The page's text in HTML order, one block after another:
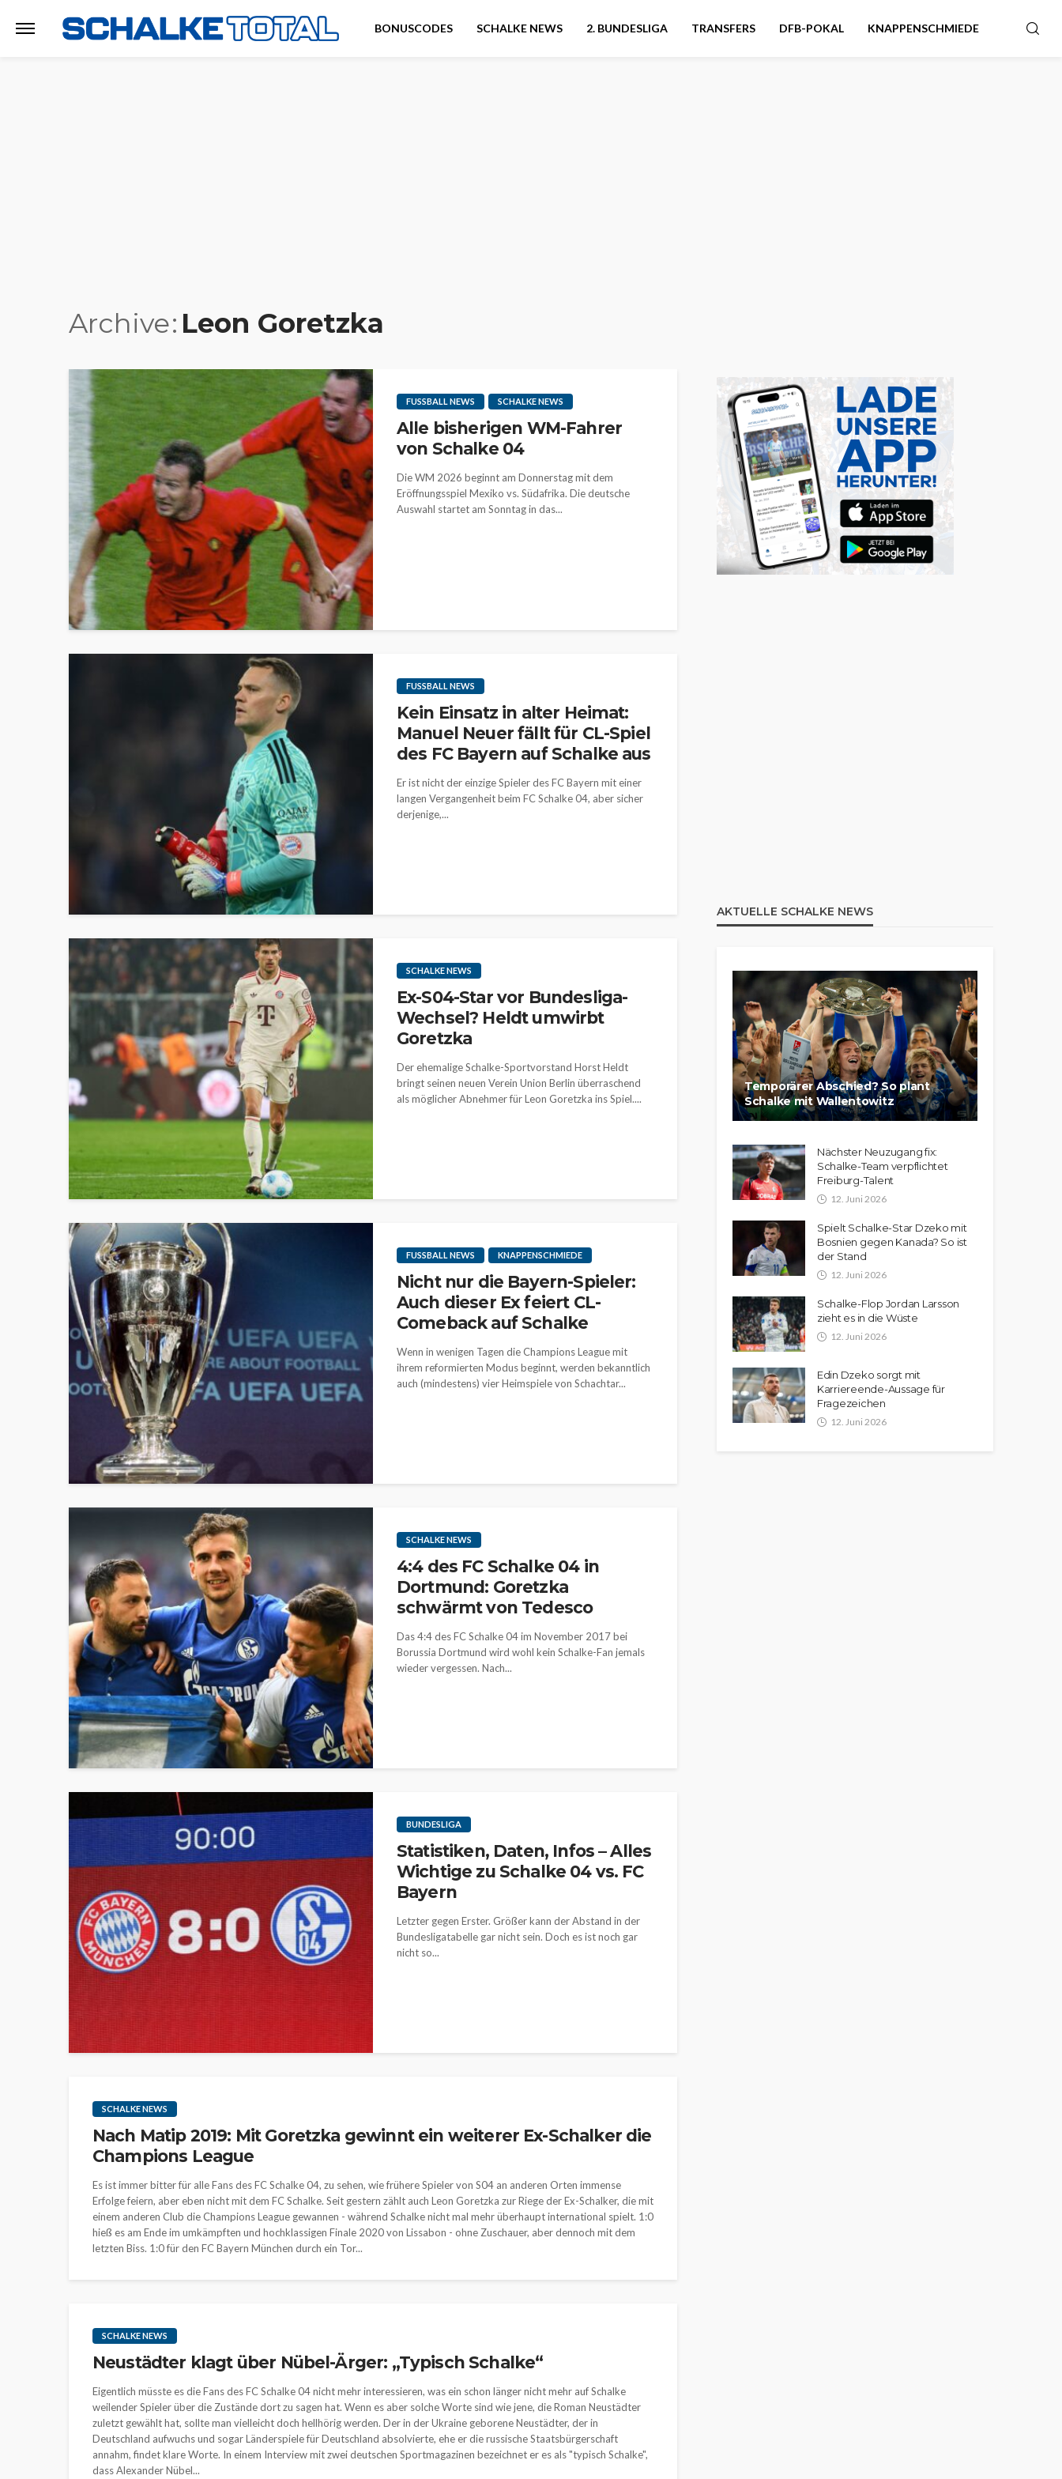
BONUSCODES SCHALKE NEWS 2. BUNDESLIGA TRANSFERS DFB-POKAL KNAPPENSCHMIEDE
Archive Leon Goretzka
FUSSBALL NEWS SCHALKE NEWS
Alle bisherigen WM-Fahrer
von Schalke 04
Die WM 2026 beginnt am Donnerstag mit dem
Eröffnungsspiel Mexiko vs. Südafrika. Die deutsche
Auswahl startet am Sonntag in das...
FUSSBALL NEWS
Kein Einsatz in alter Heimat:
Manuel Neuer fällt für CL-Spiel
des FC Bayern auf Schalke aus
Er ist nicht der einzige Spieler des FC Bayern mit einer
langen Vergangenheit beim FC Schalke 04, aber sicher
derjenige,...
SCHALKE NEWS
Ex-S04-Star vor Bundesliga-
Wechsel? Heldt umwirbt
Goretzka
Der ehemalige Schalke-Sportvorstand Horst Heldt
bringt seinen neuen Verein Union Berlin überraschend
als möglicher Abnehmer für Leon Goretzka ins Spiel....
FUSSBALL NEWS KNAPPENSCHMIEDE
Nicht nur die Bayern-Spieler:
Auch dieser Ex feiert CL-
Comeback auf Schalke
Wenn in wenigen Tagen die Champions League mit
ihrem reformierten Modus beginnt, werden bekanntlich
auch (mindestens) vier Heimspiele von Schachtar...
SCHALKE NEWS
4:4 des FC Schalke 04 in
Dortmund: Goretzka
schwärmt von Tedesco
Das 4:4 des FC Schalke 04 im November 2017 bei
Borussia Dortmund wird wohl kein Schalke-Fan jemals
wieder vergessen. Nach...
BUNDESLIGA
Statistiken, Daten, Infos – Alles
Wichtige zu Schalke 04 vs. FC
Bayern
Letzter gegen Erster. Größer kann der Abstand in der
Bundesligatabelle gar nicht sein. Doch es ist noch gar
nicht so...
SCHALKE NEWS
Nach Matip 2019: Mit Goretzka gewinnt ein weiterer Ex-Schalker die
Champions League
Es ist immer bitter für alle Fans des FC Schalke 04, zu sehen, wie frühere Spieler von S04 an anderen Orten immense
Erfolge feiern, aber eben nicht mit dem FC Schalke. Seit gestern zählt auch Leon Goretzka zur Riege der Ex-Schalker, die mit
einem anderen Club die Champions League gewannen - während Schalke nicht mal mehr überhaupt international spielt. 1:0
hieß es am Ende im umkämpften und hochklassigen Finale 2020 von Lissabon - ohne Zuschauer, aber dennoch mit dem
letzten Biss. 1:0 für den FC Bayern München durch ein Tor...
SCHALKE NEWS
Neustädter klagt über Nübel-Ärger: „Typisch Schalke“
Eigentlich müsste es die Fans des FC Schalke 04 nicht mehr interessieren, was ein schon länger nicht mehr auf Schalke
weilender Spieler über die Zustände dort zu sagen hat. Wenn es aber solche Worte sind wie jene, die Roman Neustädter
zuletzt gewählt hat, sollte man vielleicht doch hellhörig werden. Der in der Ukraine geborene Neustädter, der in
Deutschland aufwuchs und sogar Länderspiele für Deutschland absolvierte, ehe er die russische Staatsbürgerschaft
annahm, findet klare Worte. In einem Interview mit zwei deutschen Sportmagazinen bezeichnet er es als "typisch Schalke",
dass Alexander Nübel...
AKTUELLE SCHALKE NEWS
Temporärer Abschied? So plant
Schalke mit Wallentowitz
Nächster Neuzugang fix:
Schalke-Team verpflichtet
Freiburg-Talent
12. Juni 2026
Spielt Schalke-Star Dzeko mit
Bosnien gegen Kanada? So ist
der Stand
12. Juni 2026
Schalke-Flop Jordan Larsson
zieht es in die Wüste
12. Juni 2026
Edin Dzeko sorgt mit
Karriereende-Aussage für
Fragezeichen
12. Juni 2026